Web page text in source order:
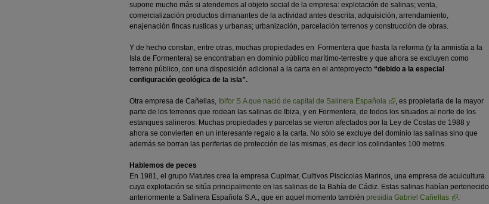
supone mucho más si atendemos al objeto social de la empresa: explotación de salinas; venta,
comercialización productos dimanantes de la actividad antes descrita; adquisición, arrendamiento,
enajenación fincas rusticas y urbanas; urbanización, parcelación terrenos y construcción de obras.
Y de hecho constan, entre otras, muchas propiedades en Formentera que hasta la reforma (y la amnistía a la
Isla de Formentera) se encontraban en dominio público marítimo-terrestre y que ahora se excluyen como
terreno público, con una disposición adicional a la carta en el anteproyecto “debido a la especial
configuración geológica de la isla”.
Otra empresa de Cañellas, Ibifor S.A que nació de capital de Salinera Española
, es propietaria de la mayor
parte de los terrenos que rodean las salinas de Ibiza, y en Formentera, de todos los situados al norte de los
estanques salineros. Muchas propiedades y parcelas se vieron afectados por la Ley de Costas de 1988 y
ahora se convierten en un interesante regalo a la carta. No sólo se excluye del dominio las salinas sino que
además se borran las periferias de protección de las mismas, es decir los colindantes 100 metros.
Hablemos de peces
En 1981, el grupo Matutes crea la empresa Cupimar, Cultivos Piscícolas Marinos, una empresa de acuicultura
cuya explotación se sitúa principalmente en las salinas de la Bahía de Cádiz. Estas salinas habían pertenecido
anteriormente a Salinera Española S.A., que en aquel momento también presidia Gabriel Cañellas .